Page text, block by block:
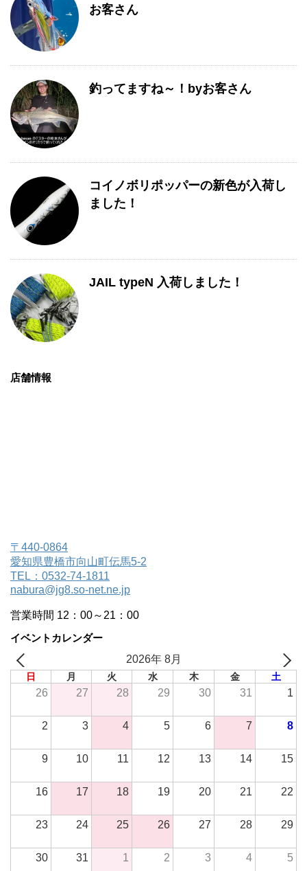
お客さん
釣ってますね～！byお客さん
コイノボリポッパーの新色が入荷し
ました！
JAIL typeN 入荷しました！
店舗情報
〒440-0864
愛知県豊橋市向山町伝馬5-2
TEL：0532-74-1811
nabura@jg8.so-net.ne.jp
営業時間 12：00～21：00
イベントカレンダー
2026年 8月
日 月 火 水 木 金 土
26 27 28 29 30 31 1
2 3 4 5 6 7 8
9 10 11 12 13 14 15
16 17 18 19 20 21 22
23 24 25 26 27 28 29
30 31 1 2 3 4 5